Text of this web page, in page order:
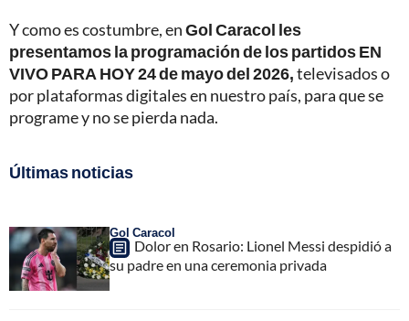
Y como es costumbre, enGol Caracol les
presentamos la programación de los partidos EN
VIVO PARA HOY 24 de mayo del 2026,televisados o
por plataformas digitales en nuestro país, para que se
programe y no se pierda nada.
Últimas noticias
Gol Caracol
Dolor en Rosario: Lionel Messi despidió a
su padre en una ceremonia privada